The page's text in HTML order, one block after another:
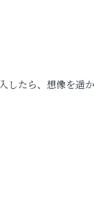
したら、想像を遥